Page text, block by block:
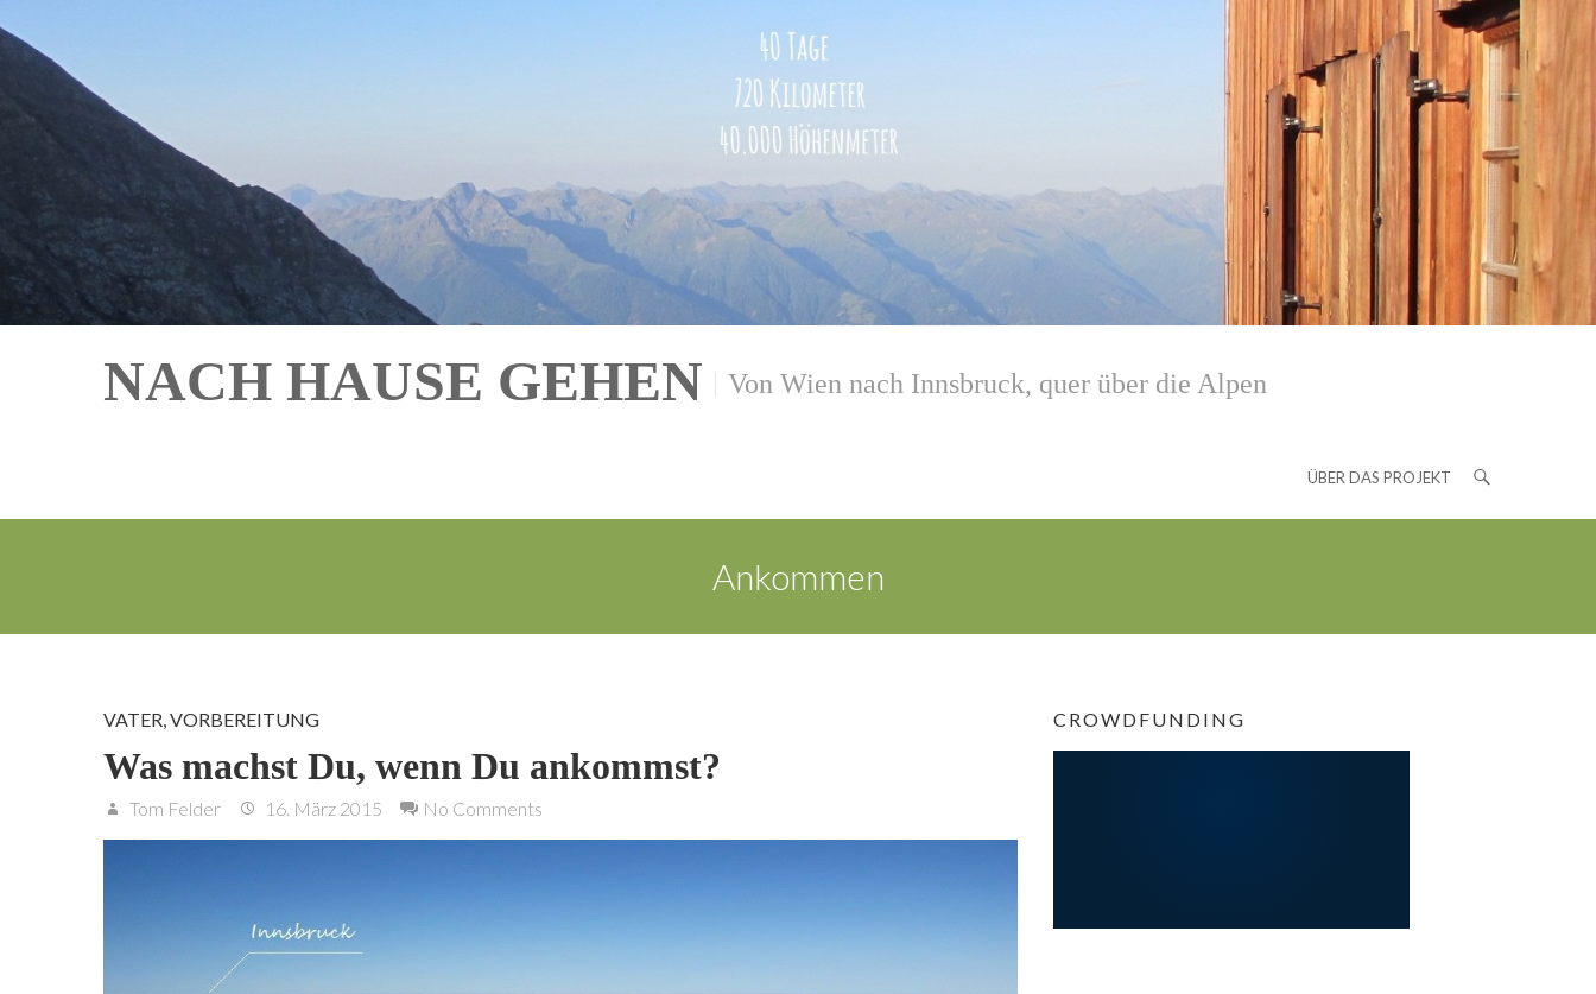
NACH HAUSE GEHEN Von Wien nach Innsbruck, quer über die Alpen
ÜBER DAS PROJEKT
Ankommen
VATER,VORBEREITUNG
Was machst Du, wenn Du ankommst?
Tom Felder 16. März 2015 No Comments
CROWDFUNDING